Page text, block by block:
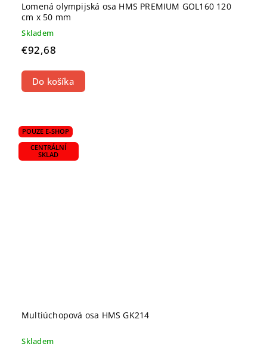
Lomená olympijská osa HMS PREMIUM GOL160 120
cm x 50 mm
Skladem
€92,68
Do košíka
POUZE E-SHOP
CENTRÁLNÍ
SKLAD
Multiúchopová osa HMS GK214
Skladem